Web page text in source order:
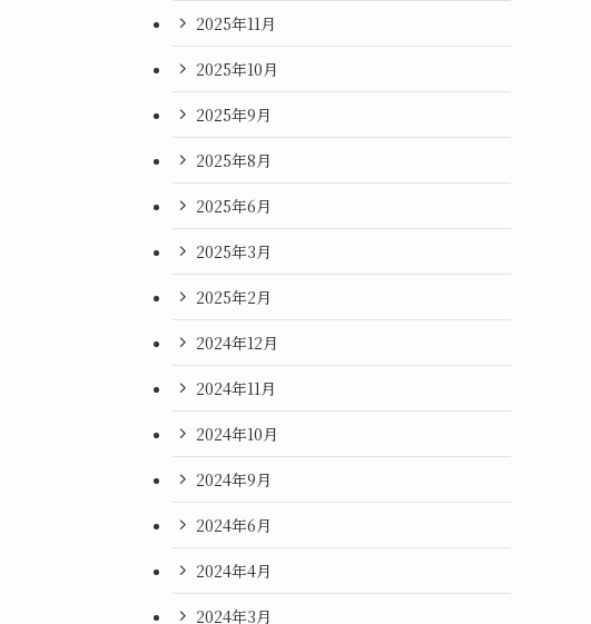
2025年11月
2025年10月
2025年9月
2025年8月
2025年6月
2025年3月
2025年2月
2024年12月
2024年11月
2024年10月
2024年9月
2024年6月
2024年4月
2024年3月